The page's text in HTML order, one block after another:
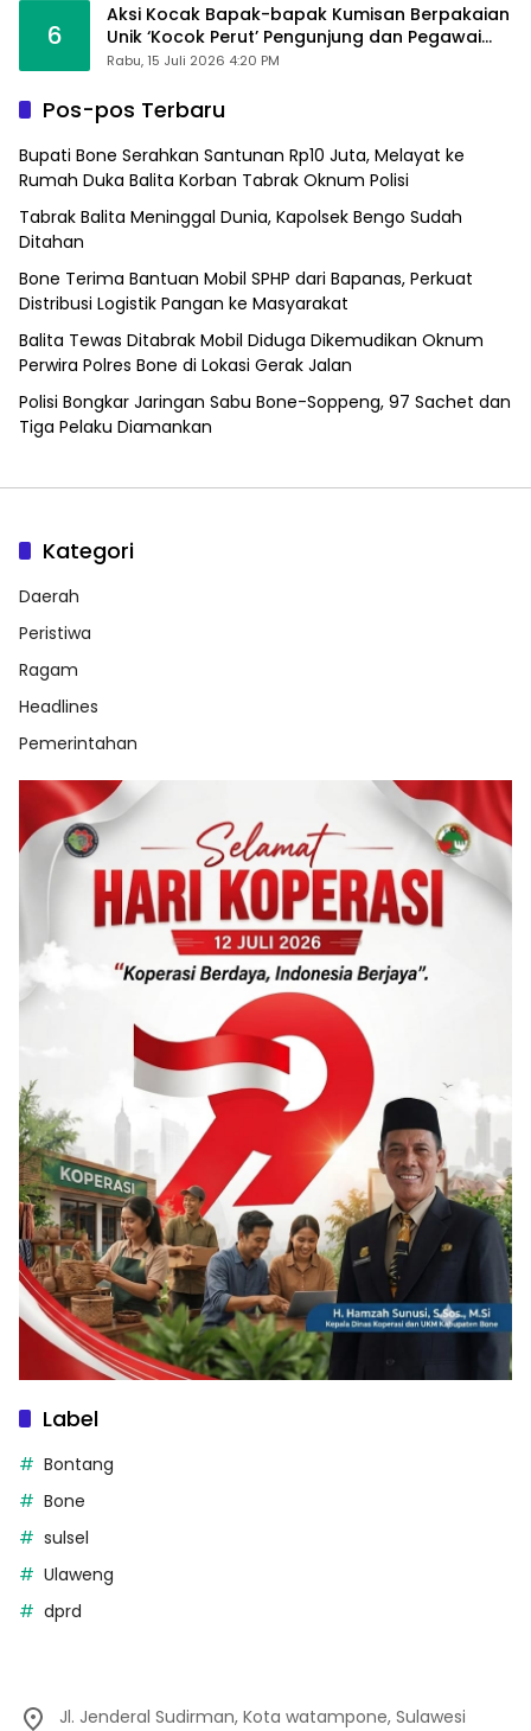
6
Aksi Kocak Bapak-bapak Kumisan Berpakaian
Unik ‘Kocok Perut’ Pengunjung dan Pegawai
Alfamart, Ngaku Aktifkan Layar Sentuh Atm
Rabu, 15 Juli 2026 4:20 PM
Pos-pos Terbaru
Bupati Bone Serahkan Santunan Rp10 Juta, Melayat ke
Rumah Duka Balita Korban Tabrak Oknum Polisi
Tabrak Balita Meninggal Dunia, Kapolsek Bengo Sudah
Ditahan
Bone Terima Bantuan Mobil SPHP dari Bapanas, Perkuat
Distribusi Logistik Pangan ke Masyarakat
Balita Tewas Ditabrak Mobil Diduga Dikemudikan Oknum
Perwira Polres Bone di Lokasi Gerak Jalan
Polisi Bongkar Jaringan Sabu Bone-Soppeng, 97 Sachet dan
Tiga Pelaku Diamankan
Kategori
Daerah
Peristiwa
Ragam
Headlines
Pemerintahan
Label
Bontang
Bone
sulsel
Ulaweng
dprd
Jl. Jenderal Sudirman, Kota watampone, Sulawesi